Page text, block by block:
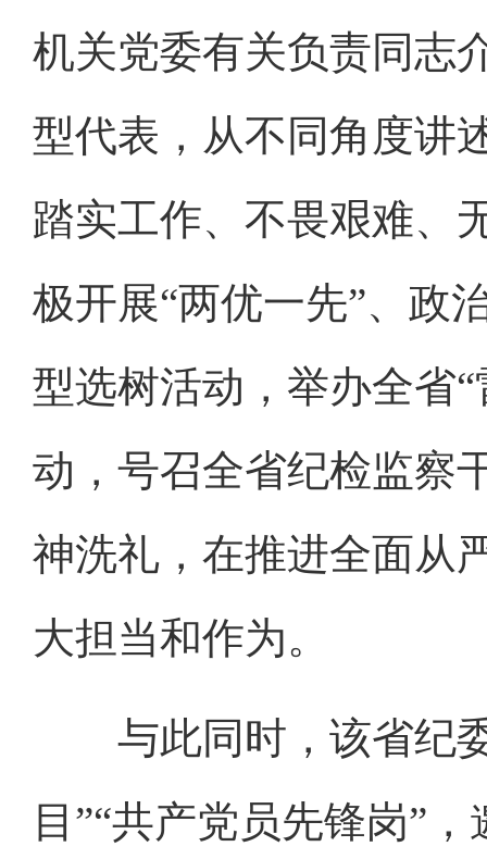
机关党委有关负责同志
型代表，从不同角度讲
踏实工作、不畏艰难、
极开展“两优一先”、政
型选树活动，举办全省
动，号召全省纪检监察
神洗礼，在推进全面从
大担当和作为。
与此同时，该省纪委
目”“共产党员先锋岗”